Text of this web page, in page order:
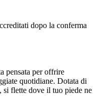
dopo la conferma
pensata per offrire
quotidiane. Dotata di
si flette dove il tuo piede ne